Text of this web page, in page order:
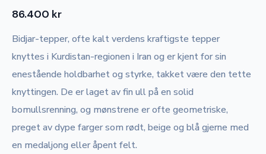
86.400 kr
Bidjar-tepper, ofte kalt verdens kraftigste tepper
knyttes i Kurdistan-regionen i Iran og er kjent for sin
enestående holdbarhet og styrke, takket være den tette
knyttingen. De er laget av fin ull på en solid
bomullsrenning, og mønstrene er ofte geometriske,
preget av dype farger som rødt, beige og blå gjerne med
en medaljong eller åpent felt.